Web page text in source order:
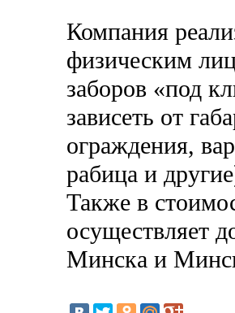
Компания
физическим
заборов «под
зависеть от
ограждения,
рабица и
Также в
осуществляет
Минска и